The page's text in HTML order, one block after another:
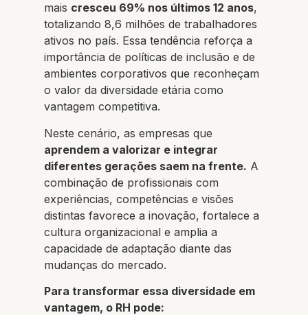
mais cresceu 69% nos últimos 12 anos,
totalizando 8,6 milhões de trabalhadores
ativos no país. Essa tendência reforça a
importância de políticas de inclusão e de
ambientes corporativos que reconheçam
o valor da diversidade etária como
vantagem competitiva.
Neste cenário, as empresas que
aprendem a valorizar e integrar
diferentes gerações saem na frente. A
combinação de profissionais com
experiências, competências e visões
distintas favorece a inovação, fortalece a
cultura organizacional e amplia a
capacidade de adaptação diante das
mudanças do mercado.
Para transformar essa diversidade em
vantagem, o RH pode: